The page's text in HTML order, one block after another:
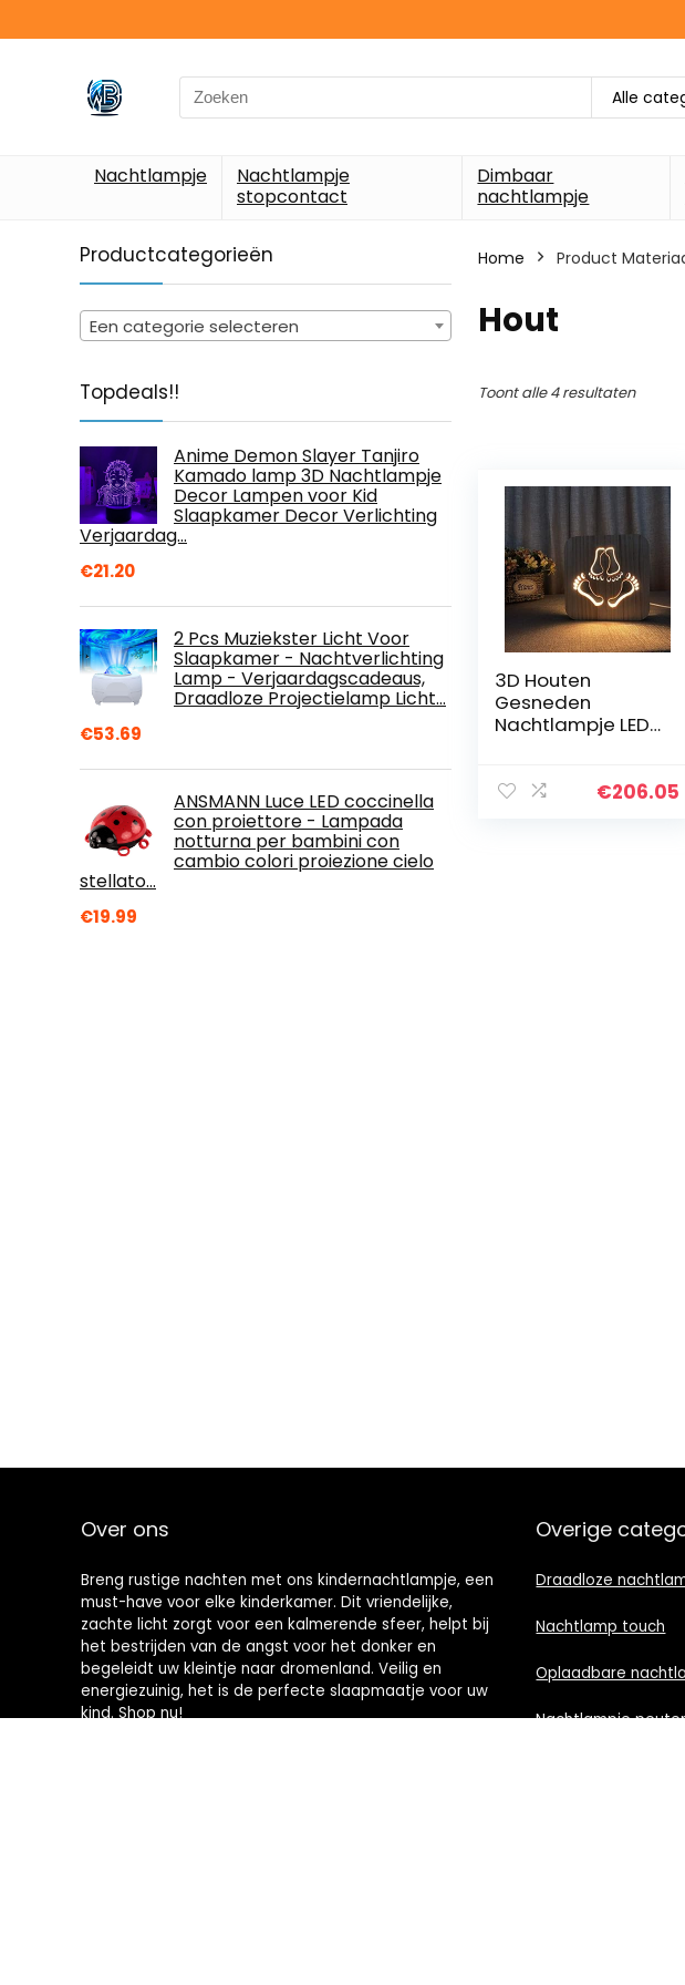
Search
for:
Alle
Nachtlampje
Nachtlampje
stopcontact
Dimbaar
nachtlampje
Productcategorieën
Een categorie selecteren
Topdeals!!
Anime Demon Slayer Tanjiro
Kamado lamp 3D Nachtlampje
Decor Lampen voor Kid
Slaapkamer Decor Verlichting
Verjaardag…
€21.20
2 Pcs Muziekster Licht Voor
Slaapkamer - Nachtverlichting
Lamp - Verjaardagscadeaus,
Draadloze Projectielamp Licht…
€53.69
ANSMANN Luce LED coccinella
con proiettore - Lampada
notturna per bambini con
cambio colori proiezione cielo
stellato…
€19.99
Home Product
‎Hout
Toont alle 4 resultaten
3D Houten
Gesneden
Nachtlampje LED-
voor baby’s R-
€206.05
Over ons
Breng rustige nachten met ons kindernachtlampje, een
must-have voor elke kinderkamer. Dit vriendelijke,
zachte licht zorgt voor een kalmerende sfeer, helpt bij
het bestrijden van de angst voor het donker en
begeleidt uw kleintje naar dromenland. Veilig en
energiezuinig, het is de perfecte slaapmaatje voor uw
kind. Shop nu!
Overige
Draadloze
Nachtlamp touch
Oplaadbare
Nachtlampje